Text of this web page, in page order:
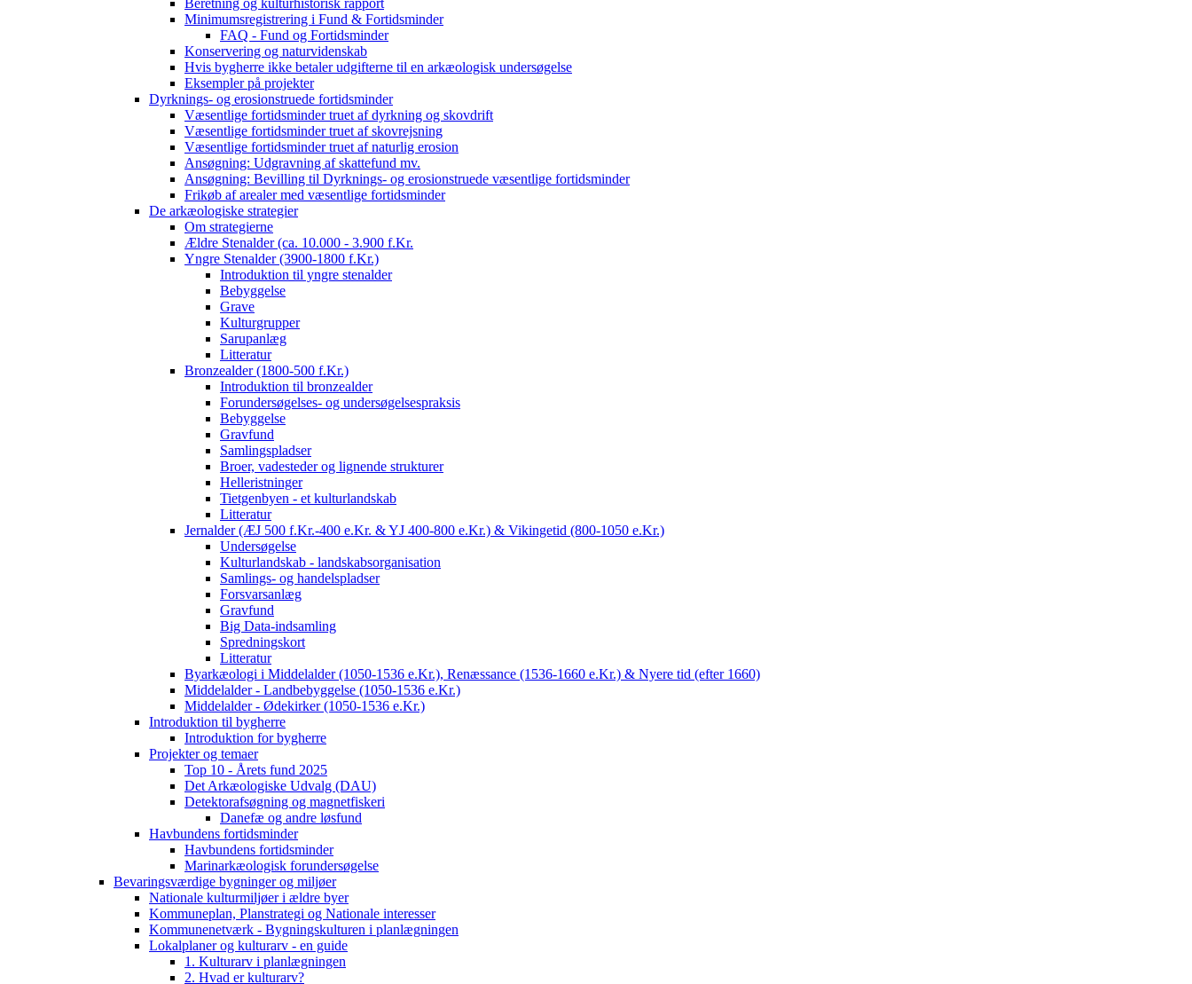
Beretning og kulturhistorisk rapport
Minimumsregistrering i Fund & Fortidsminder
FAQ - Fund og Fortidsminder
Konservering og naturvidenskab
Hvis bygherre ikke betaler udgifterne til en arkæologisk undersøgelse
Eksempler på projekter
Dyrknings- og erosionstruede fortidsminder
Væsentlige fortidsminder truet af dyrkning og skovdrift
Væsentlige fortidsminder truet af skovrejsning
Væsentlige fortidsminder truet af naturlig erosion
Ansøgning: Udgravning af skattefund mv.
Ansøgning: Bevilling til Dyrknings- og erosionstruede væsentlige fortidsminder
Frikøb af arealer med væsentlige fortidsminder
De arkæologiske strategier
Om strategierne
Ældre Stenalder (ca. 10.000 - 3.900 f.Kr.
Yngre Stenalder (3900-1800 f.Kr.)
Introduktion til yngre stenalder
Bebyggelse
Grave
Kulturgrupper
Sarupanlæg
Litteratur
Bronzealder (1800-500 f.Kr.)
Introduktion til bronzealder
Forundersøgelses- og undersøgelsespraksis
Bebyggelse
Gravfund
Samlingspladser
Broer, vadesteder og lignende strukturer
Helleristninger
Tietgenbyen - et kulturlandskab
Litteratur
Jernalder (ÆJ 500 f.Kr.-400 e.Kr. & YJ 400-800 e.Kr.) & Vikingetid (800-1050 e.Kr.)
Undersøgelse
Kulturlandskab - landskabsorganisation
Samlings- og handelspladser
Forsvarsanlæg
Gravfund
Big Data-indsamling
Spredningskort
Litteratur
Byarkæologi i Middelalder (1050-1536 e.Kr.), Renæssance (1536-1660 e.Kr.) & Nyere tid (efter 1660)
Middelalder - Landbebyggelse (1050-1536 e.Kr.)
Middelalder - Ødekirker (1050-1536 e.Kr.)
Introduktion til bygherre
Introduktion for bygherre
Projekter og temaer
Top 10 - Årets fund 2025
Det Arkæologiske Udvalg (DAU)
Detektorafsøgning og magnetfiskeri
Danefæ og andre løsfund
Havbundens fortidsminder
Havbundens fortidsminder
Marinarkæologisk forundersøgelse
Bevaringsværdige bygninger og miljøer
Nationale kulturmiljøer i ældre byer
Kommuneplan, Planstrategi og Nationale interesser
Kommunenetværk - Bygningskulturen i planlægningen
Lokalplaner og kulturarv - en guide
1. Kulturarv i planlægningen
2. Hvad er kulturarv?